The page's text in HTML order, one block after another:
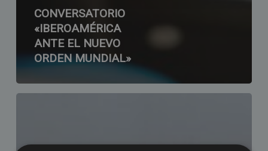
CONVERSATORIO
«IBEROAMÉRICA
ANTE EL NUEVO
ORDEN MUNDIAL»